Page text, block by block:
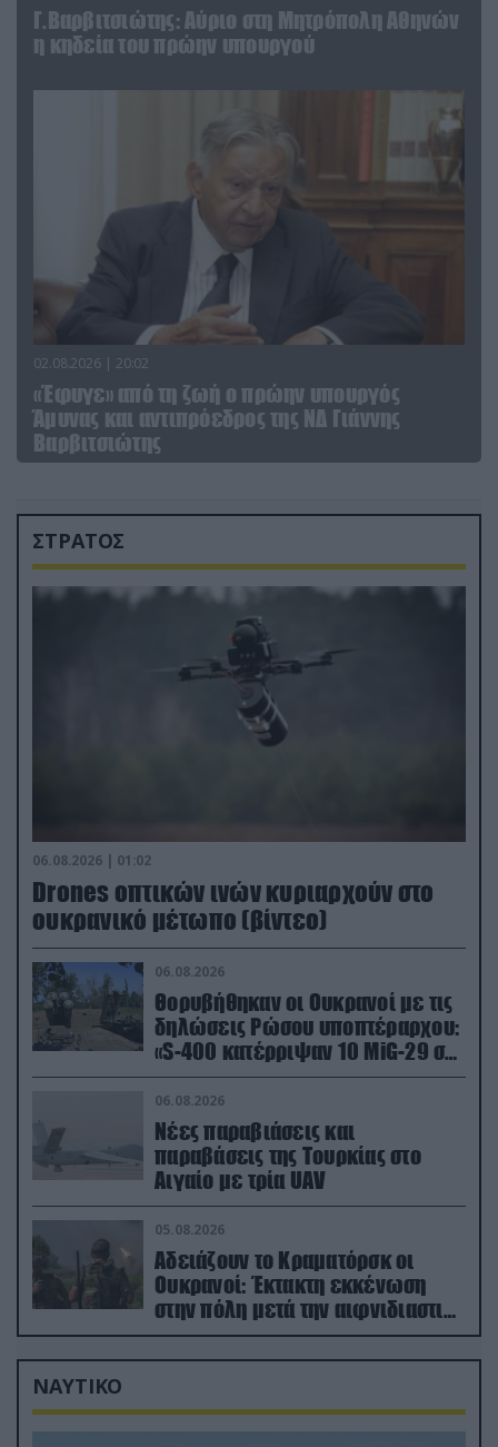
Γ.Βαρβιτσιώτης: Aύριο στη Μητρόπολη Αθηνών
η κηδεία του πρώην υπουργού
02.08.2026 | 20:02
«Έφυγε» από τη ζωή ο πρώην υπουργός
Άμυνας και αντιπρόεδρος της ΝΔ Γιάννης
Βαρβιτσιώτης
ΣΤΡΑΤΟΣ
06.08.2026 | 01:02
Drones οπτικών ινών κυριαρχούν στο
ουκρανικό μέτωπο (βίντεο)
06.08.2026
Θορυβήθηκαν οι Ουκρανοί με τις
δηλώσεις Ρώσου υποπτέραρχου:
«S-400 κατέρριψαν 10 MiG-29 σε
μόλις μια μέρα!»
06.08.2026
Νέες παραβιάσεις και
παραβάσεις της Τουρκίας στο
Αιγαίο με τρία UAV
05.08.2026
Αδειάζουν το Κραματόρσκ οι
Ουκρανοί: Έκτακτη εκκένωση
στην πόλη μετά την αιφνιδιαστική
προώθηση των Ρώσων (βίντεο)
ΝΑΥΤΙΚΟ